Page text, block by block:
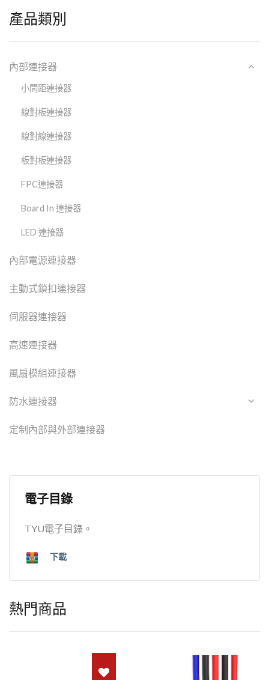
產品類別
內部連接器
小間距連接器
線對板連接器
線對線連接器
板對板連接器
FPC連接器
Board In 連接器
LED 連接器
內部電源連接器
主動式鎖扣連接器
伺服器連接器
高速連接器
風扇模組連接器
防水連接器
定制內部與外部連接器
電子目錄
TYU電子目錄。
下載
熱門商品